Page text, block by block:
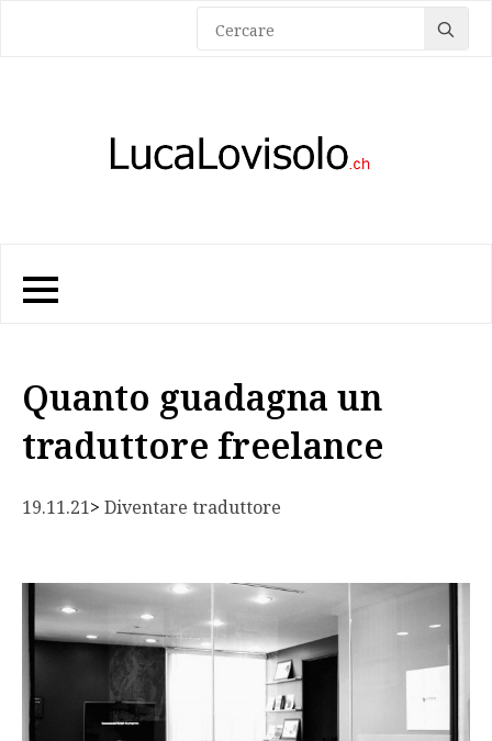
for:
Quanto guadagna un
traduttore freelance
19.11.21> Diventare traduttore